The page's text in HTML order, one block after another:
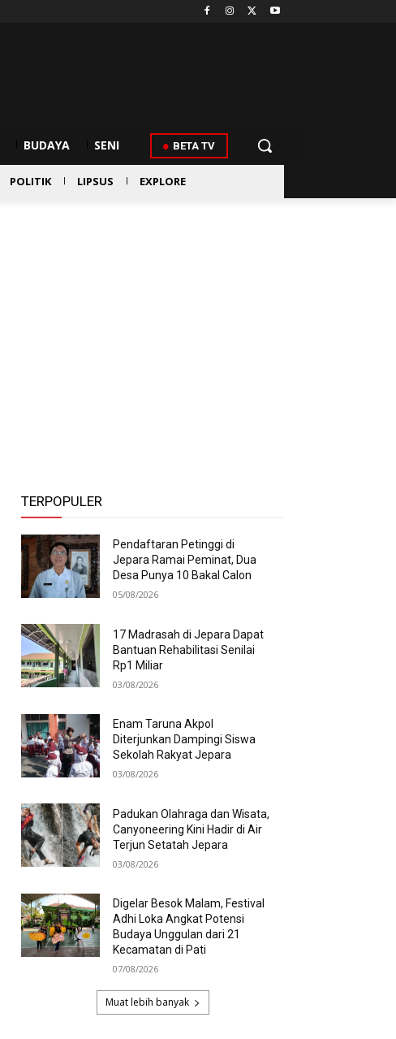
BUDAYA SENI BETA TV
POLITIK LIPSUS EXPLORE
TERPOPULER
Pendaftaran Petinggi di
Jepara Ramai Peminat, Dua
Desa Punya 10 Bakal Calon
05/08/2026
17 Madrasah di Jepara Dapat
Bantuan Rehabilitasi Senilai
Rp1 Miliar
03/08/2026
Enam Taruna Akpol
Diterjunkan Dampingi Siswa
Sekolah Rakyat Jepara
03/08/2026
Padukan Olahraga dan Wisata,
Canyoneering Kini Hadir di Air
Terjun Setatah Jepara
03/08/2026
Digelar Besok Malam, Festival
Adhi Loka Angkat Potensi
Budaya Unggulan dari 21
Kecamatan di Pati
07/08/2026
Muat lebih banyak